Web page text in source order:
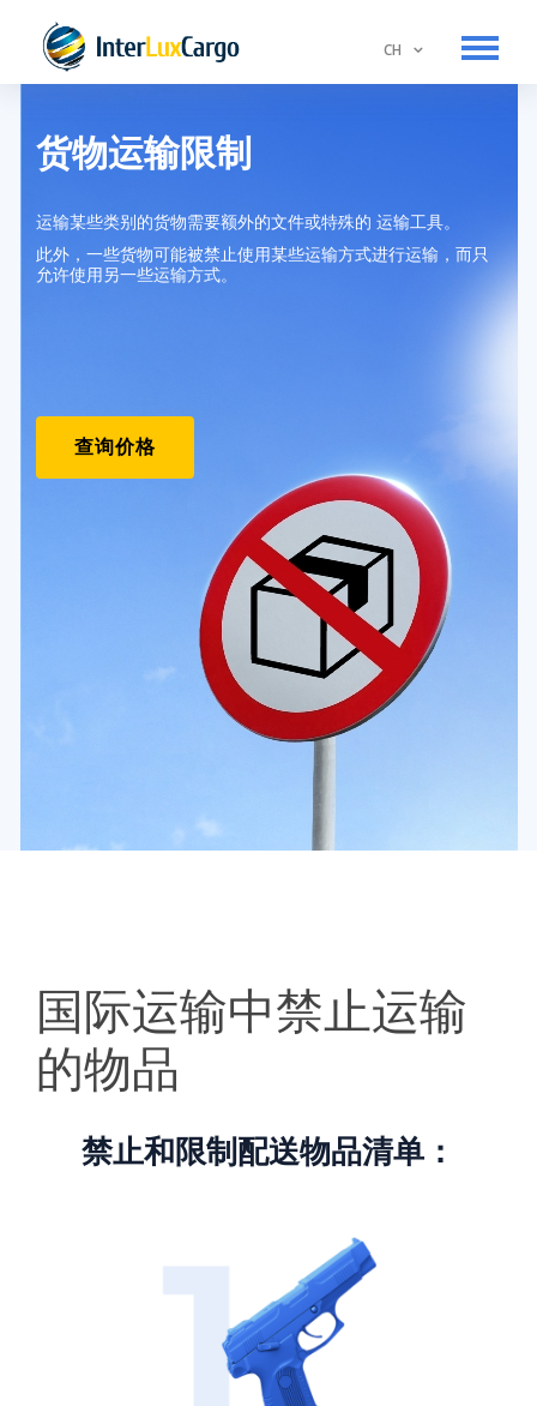
CH
货物运输限制
运输某些类别的货物需要额外的文件或特殊的 运输工具。
此外，一些货物可能被禁止使用某些运输方式进行运输，而只
允许使用另一些运输方式。
查询价格
国际运输中禁止运输
的物品
禁止和限制配送物品清单：
定价
关于我们
联系我们